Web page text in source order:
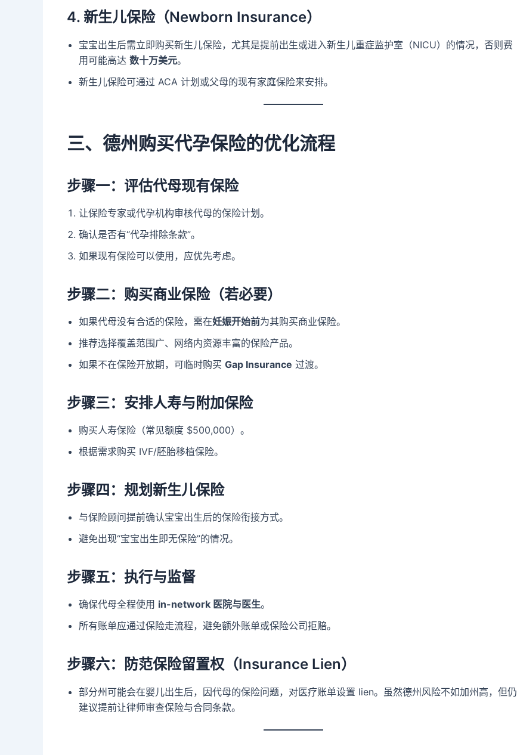
4. 新生儿保险（Newborn Insurance）
宝宝出生后需立即购买新生儿保险，尤其是提前出生或进入新生儿重症监护室（NICU）的情况，否则费
用可能高达 数十万美元。
新生儿保险可通过 ACA 计划或父母的现有家庭保险来安排。
三、德州购买代孕保险的优化流程
步骤一：评估代母现有保险
让保险专家或代孕机构审核代母的保险计划。
确认是否有“代孕排除条款”。
如果现有保险可以使用，应优先考虑。
步骤二：购买商业保险（若必要）
如果代母没有合适的保险，需在妊娠开始前为其购买商业保险。
推荐选择覆盖范围广、网络内资源丰富的保险产品。
如果不在保险开放期，可临时购买 Gap Insurance 过渡。
步骤三：安排人寿与附加保险
购买人寿保险（常见额度 $500,000）。
根据需求购买 IVF/胚胎移植保险。
步骤四：规划新生儿保险
与保险顾问提前确认宝宝出生后的保险衔接方式。
避免出现“宝宝出生即无保险”的情况。
步骤五：执行与监督
确保代母全程使用 in-network 医院与医生。
所有账单应通过保险走流程，避免额外账单或保险公司拒赔。
步骤六：防范保险留置权（Insurance Lien）
部分州可能会在婴儿出生后，因代母的保险问题，对医疗账单设置 lien。虽然德州风险不如加州高，但仍
建议提前让律师审查保险与合同条款。